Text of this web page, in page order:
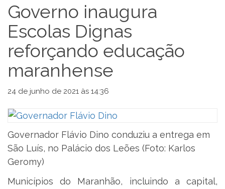
Governo inaugura
Escolas Dignas
reforçando educação
maranhense
24 de junho de 2021 às 14:36
Governador Flávio Dino conduziu a entrega em
São Luís, no Palácio dos Leões (Foto: Karlos
Geromy)
Municípios do Maranhão, incluindo a capital,